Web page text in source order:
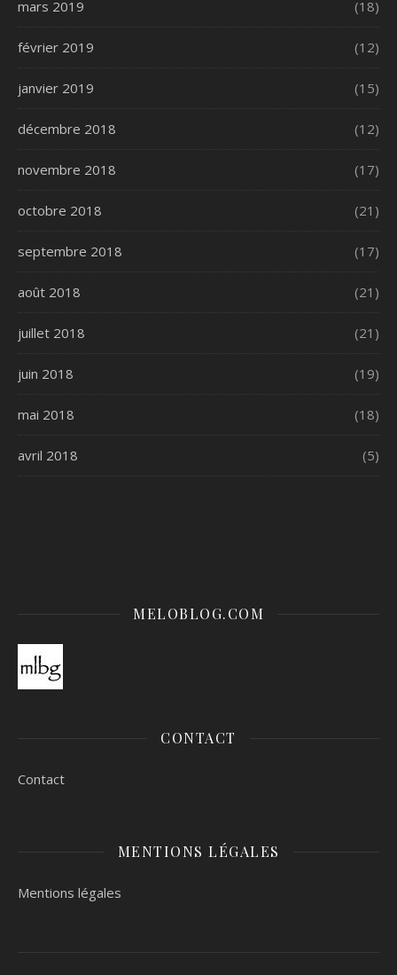
mars 2019 (18)
février 2019 (12)
janvier 2019 (15)
décembre 2018 (12)
novembre 2018 (17)
octobre 2018 (21)
septembre 2018 (17)
août 2018 (21)
juillet 2018 (21)
juin 2018 (19)
mai 2018 (18)
avril 2018 (5)
MELOBLOG.COM
CONTACT
Contact
MENTIONS LÉGALES
Mentions légales